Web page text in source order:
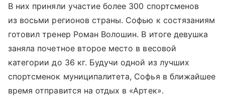
В них приняли участие более 300 спортсменов
из восьми регионов страны. Софью к состязаниям
готовил тренер Роман Волошин. В итоге девушка
заняла почетное второе место в весовой
категории до 36 кг. Будучи одной из лучших
спортсменок муниципалитета, Софья в ближайшее
время отправится на отдых в «Артек».